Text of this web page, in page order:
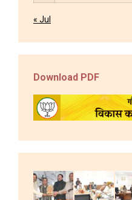
« Jul
Download PDF